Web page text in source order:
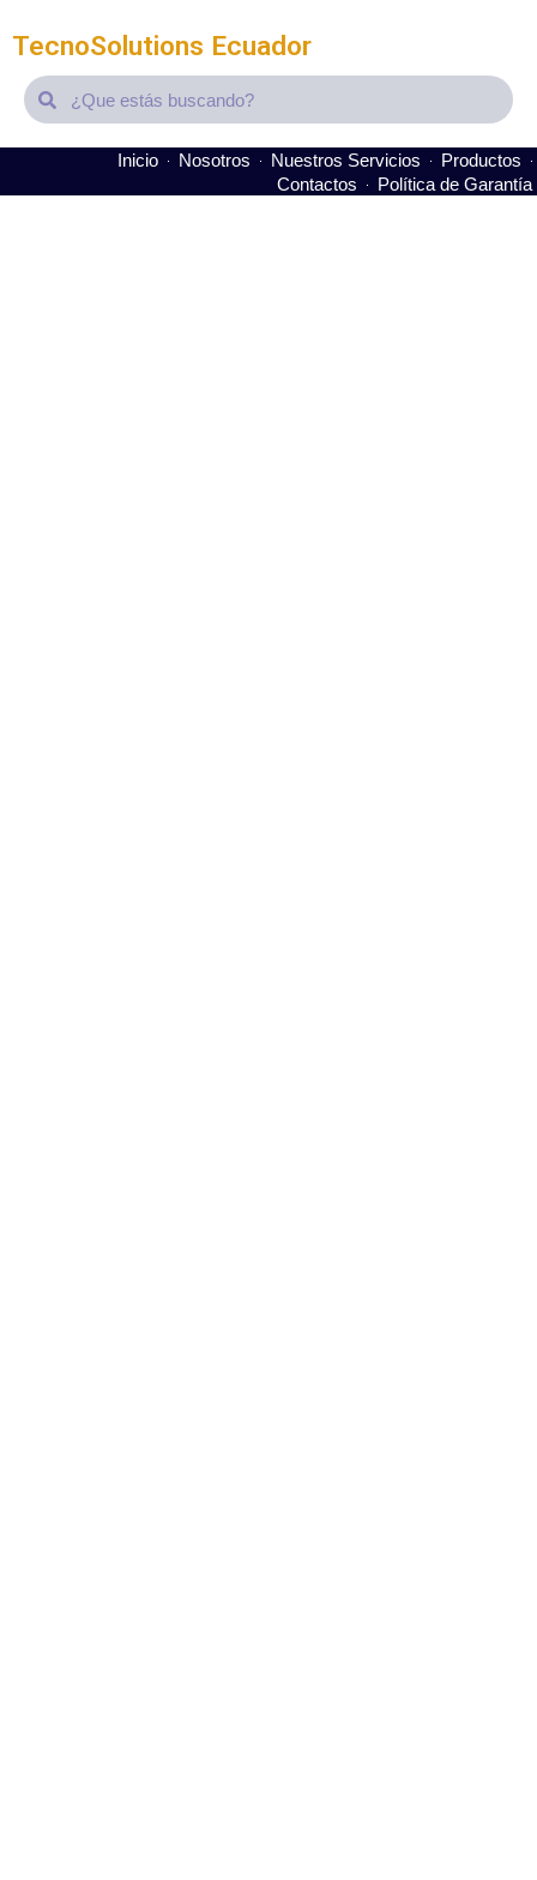
TecnoSolutions Ecuador
SearchSearch
Inicio Nosotros Nuestros Servicios
Productos
Contactos
Política de Garantía